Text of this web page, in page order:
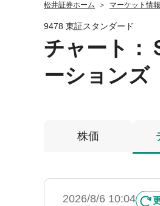
松井証券ホーム マーケット情
9478 東証スタンダード
チャート：
ーションズ
株価
2026/8/6 10:04